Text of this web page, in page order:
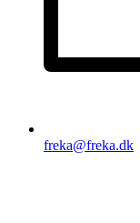
freka@freka.dk